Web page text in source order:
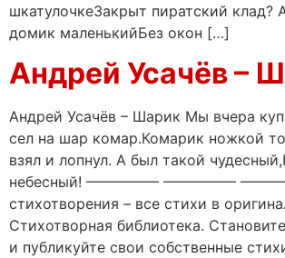
шкатулочкеЗакрыт пиратский клад?
домик маленькийБез окон […]
Андрей Усачёв –
Андрей Усачёв – Шарик Мы вчера
сел на шар комар.Комарик ножкой
взял и лопнул. А был такой
небесный! ————— —————
стихотворения – все стихи в
Стихотворная библиотека.
и публикуйте свои собственные